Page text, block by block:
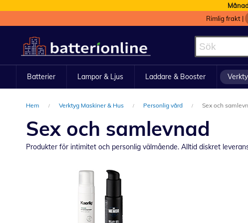
Rimlig frakt |
till
innehållet
Batterier Lampor & Ljus Laddare & Booster
Hem Verktyg Maskiner & Hus Personlig vård Sex och
Sex och samlevnad
Produkter för intimitet och personlig välmående. Alltid diskret